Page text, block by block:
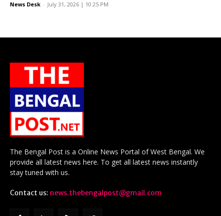
News Desk - July 31, 2026 | 10:25 PM
The Bengal Post is a Online News Portal of West Bengal. We
provide all latest news here. To get all latest news instantly
stay tuned with us.
Contact us: news.thebengalpost@gmail.com